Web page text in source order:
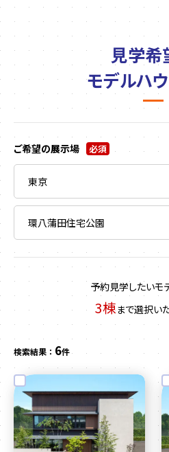
見学希
モデルハ
ご希望の展示場 必須
予約見学したいモ
3棟まで選択い
検索結果 ： 6件